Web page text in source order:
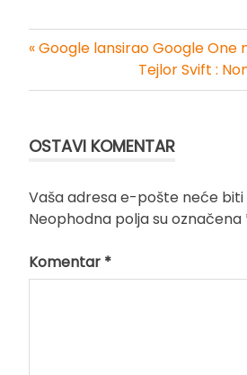
« Google lansirao Google One
Tejlor Svift :
OSTAVI KOMENTAR
Vaša adresa e-pošte neće biti
Neophodna polja su označena
Komentar *